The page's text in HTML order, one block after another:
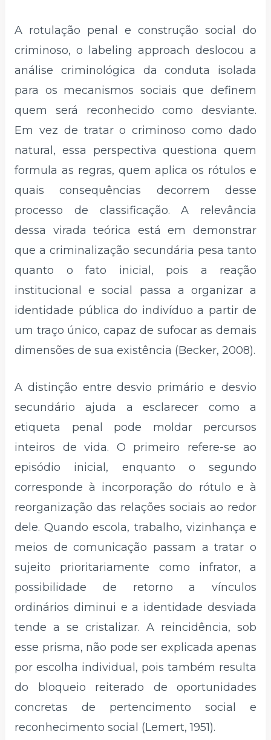
A rotulação penal e construção social do
criminoso, o labeling approach deslocou a
análise criminológica da conduta isolada
para os mecanismos sociais que definem
quem será reconhecido como desviante.
Em vez de tratar o criminoso como dado
natural, essa perspectiva questiona quem
formula as regras, quem aplica os rótulos e
quais consequências decorrem desse
processo de classificação. A relevância
dessa virada teórica está em demonstrar
que a criminalização secundária pesa tanto
quanto o fato inicial, pois a reação
institucional e social passa a organizar a
identidade pública do indivíduo a partir de
um traço único, capaz de sufocar as demais
dimensões de sua existência (Becker, 2008).
A distinção entre desvio primário e desvio
secundário ajuda a esclarecer como a
etiqueta penal pode moldar percursos
inteiros de vida. O primeiro refere-se ao
episódio inicial, enquanto o segundo
corresponde à incorporação do rótulo e à
reorganização das relações sociais ao redor
dele. Quando escola, trabalho, vizinhança e
meios de comunicação passam a tratar o
sujeito prioritariamente como infrator, a
possibilidade de retorno a vínculos
ordinários diminui e a identidade desviada
tende a se cristalizar. A reincidência, sob
esse prisma, não pode ser explicada apenas
por escolha individual, pois também resulta
do bloqueio reiterado de oportunidades
concretas de pertencimento social e
reconhecimento social (Lemert, 1951).